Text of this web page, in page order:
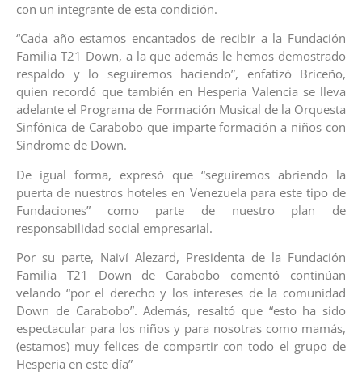
con un integrante de esta condición.
“Cada año estamos encantados de recibir a la Fundación
Familia T21 Down, a la que además le hemos demostrado
respaldo y lo seguiremos haciendo”, enfatizó Briceño,
quien recordó que también en Hesperia Valencia se lleva
adelante el Programa de Formación Musical de la Orquesta
Sinfónica de Carabobo que imparte formación a niños con
Síndrome de Down.
De igual forma, expresó que “seguiremos abriendo la
puerta de nuestros hoteles en Venezuela para este tipo de
Fundaciones” como parte de nuestro plan de
responsabilidad social empresarial.
Por su parte, Naiví Alezard, Presidenta de la Fundación
Familia T21 Down de Carabobo comentó continúan
velando “por el derecho y los intereses de la comunidad
Down de Carabobo”. Además, resaltó que “esto ha sido
espectacular para los niños y para nosotras como mamás,
(estamos) muy felices de compartir con todo el grupo de
Hesperia en este día”